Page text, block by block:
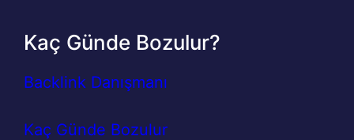
Kaç Günde Bozulur?
Backlink Danışmanı
Kaç Günde Bozulur